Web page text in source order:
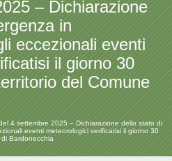
– Dichiarazione
in
eccezionali eventi
il giorno 30
del Comune
4 settembre 2025 – Dichiarazione dello stato di
eventi meteorologici verificatisi il giorno 30
Bardonecchia